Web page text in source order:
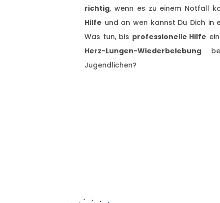
richtig, wenn es zu einem Notfall
Hilfe und an wen kannst Du Dich in
Was tun, bis professionelle Hilfe
Herz-Lungen-Wiederbelebung
Jugendlichen?